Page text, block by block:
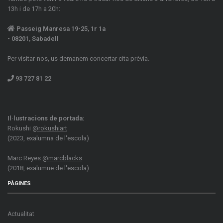
13h i de 17h a 20h:
Passeig Manresa 19-25, 1r 1a
- 08201, Sabadell
Per visitar-nos, us demanem concertar cita prèvia.
93 727 81 22
Il·lustracions de portada:
Rokushi @rokushiart
(2023, exalumna de l'escola)
Marc Reyes @marcblacks
(2018, exalumne de l'escola)
PÀGINES
Actualitat